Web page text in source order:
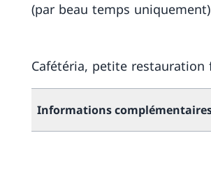
(par beau temps uniquement)
Cafétéria, petite restauration
Informations